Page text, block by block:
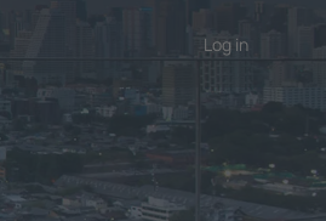
Log in